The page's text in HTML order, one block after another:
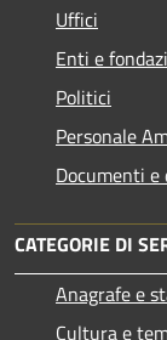
Uffici
Enti e
Politici
Personale
Documenti e
CATEGORIE DI
Anagrafe e
Cultura e